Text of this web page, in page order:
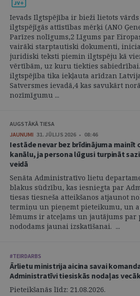
Ievads Ilgtspējība ir bieži lietots vārds
ilgtspējīgās attīstības mērķi (ANO
Parīzes nolīgums,2 Līgums par
vairāki starptautiski dokumenti,
juridiski teksti piemin ilgtspēju kā
vērtībām, uz kuru tiekties sabiedrībai.
ilgtspējība tika iekļauta arīdzan
Satversmes ievadā,4 kas savukārt
nozīmīgumu ...
AUGSTĀKĀ TIESA
JAUNUMI 31. JŪLIJS 2026 • 08:46
Iestāde nevar bez brīdinājuma mainīt
kanālu, ja persona lūgusi turpināt
veidā
Senāta Administratīvo lietu
blakus sūdzību, kas iesniegta par
tiesas tiesneša atteikšanos atjaunot
termiņu un pieņemt pieteikumu, un
lēmums ir atceļams un jautājums
nododams jaunai izskatīšanai. ...
#TEIRDARBS
Ārlietu ministrija aicina savai
Administratīvi tiesiskās nodaļas
Pieteikšanās līdz: 21.08.2026.